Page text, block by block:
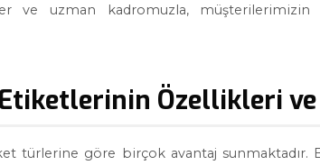
ve uzman kadromuzla, müşterilerimizin
Özellikleri
türlerine göre birçok avantaj sunmaktadır.